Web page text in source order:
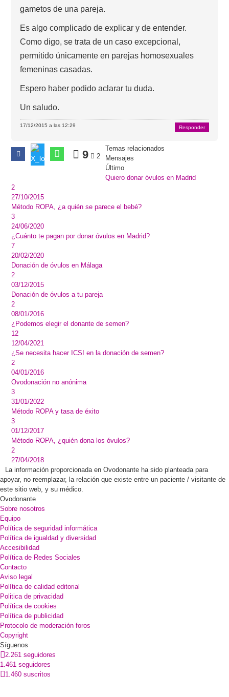
gametos de una pareja.
Es algo complicado de explicar y de entender.
Como digo, se trata de un caso excepcional,
permitido únicamente en parejas homosexuales
femeninas casadas.
Espero haber podido aclarar tu duda.
Un saludo.
17/12/2015 a las 12:29 Responder
9 2
Temas relacionados
Mensajes
Último
Quiero donar óvulos en Madrid
2
27/10/2015
Método ROPA, ¿a quién se parece el bebé?
3
24/06/2020
¿Cuánto te pagan por donar óvulos en Madrid?
7
20/02/2020
Donación de óvulos en Málaga
2
03/12/2015
Donación de óvulos a tu pareja
2
08/01/2016
¿Podemos elegir el donante de semen?
12
12/04/2021
¿Se necesita hacer ICSI en la donación de semen?
2
04/01/2016
Ovodonación no anónima
3
31/01/2022
Método ROPA y tasa de éxito
3
01/12/2017
Método ROPA, ¿quién dona los óvulos?
2
27/04/2018
La información proporcionada en Ovodonante ha sido planteada para
apoyar, no reemplazar, la relación que existe entre un paciente / visitante de
este sitio web, y su médico.
Ovodonante
Sobre nosotros
Equipo
Política de seguridad informática
Política de igualdad y diversidad
Accesibilidad
Política de Redes Sociales
Contacto
Aviso legal
Política de calidad editorial
Politica de privacidad
Política de cookies
Política de publicidad
Protocolo de moderación foros
Copyright
Síguenos
2.261 seguidores
1.461 seguidores
1.460 suscritos